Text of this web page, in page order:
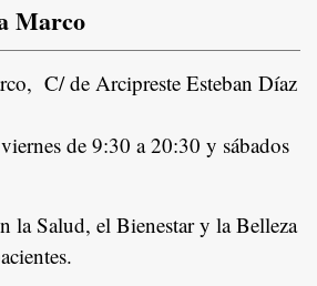
Marco
C/ de Arcipreste Esteban Díaz
de 9:30 a 20:30 y sábados
la Salud, el Bienestar y la Belleza